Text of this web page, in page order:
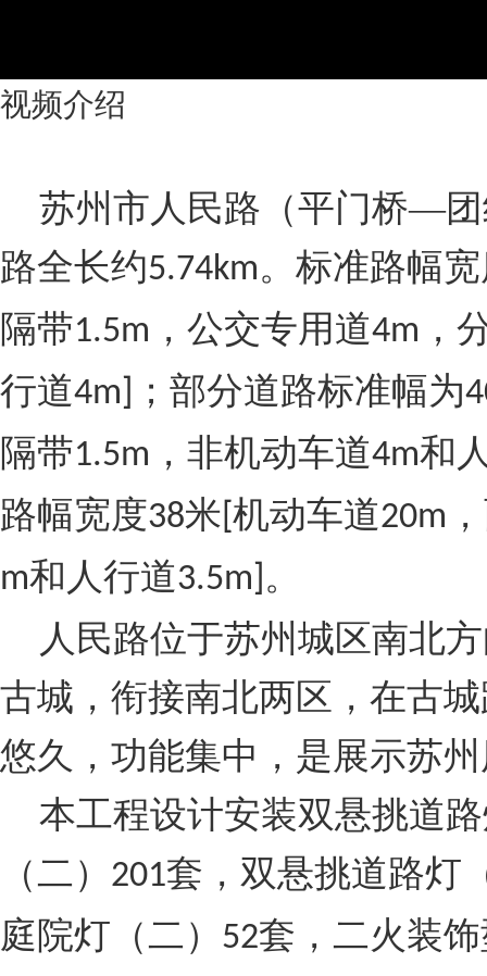
视频介绍
苏州市人民路（平门桥—团
路全长约5.74km。标准路幅
隔带1.5m ，公交专用道4m ，
行道4m] ；部分道路标准幅为
隔带1.5m ，非机动车道4m和
路幅宽度38米 机动车道20m
m和人行道3.5m] 。
人民路位于苏州城区南北
古城，衔接南北两区，在古
悠久，功能集中，是展示苏
本工程设计安装双悬挑道
（二） 201套，双悬挑道路灯
庭院灯（二） 52套，二火装